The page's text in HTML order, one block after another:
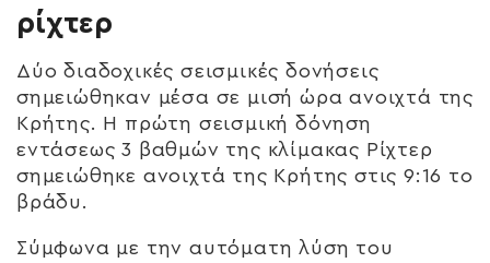
ρίχτερ
Δύο διαδοχικές σεισμικές δονήσεις
σημειώθηκαν μέσα σε μισή ώρα ανοιχτά της
Κρήτης. Η πρώτη σεισμική δόνηση
εντάσεως 3 βαθμών της κλίμακας Ρίχτερ
σημειώθηκε ανοιχτά της Κρήτης στις 9:16 το
βράδυ.
Σύμφωνα με την αυτόματη λύση του